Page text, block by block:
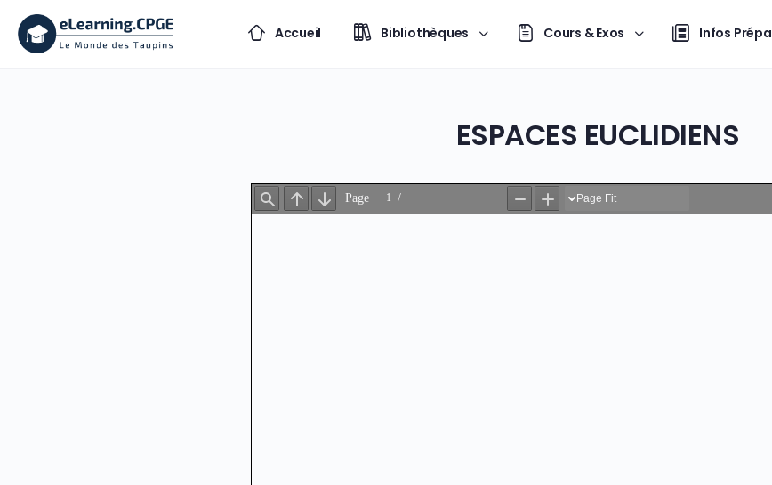
Accueil Bibliothèques Cours & Exos Infos Prépa
ESPACES EUCLIDIENS